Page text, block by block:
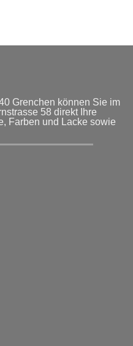
Grenchen können Sie im
58 direkt Ihre
Farben und Lacke sowie